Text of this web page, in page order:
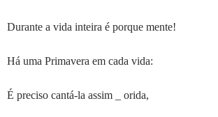
Durante a vida inteira é porque mente!
Há uma Primavera em cada vida:
É preciso cantá-la assim _ orida,